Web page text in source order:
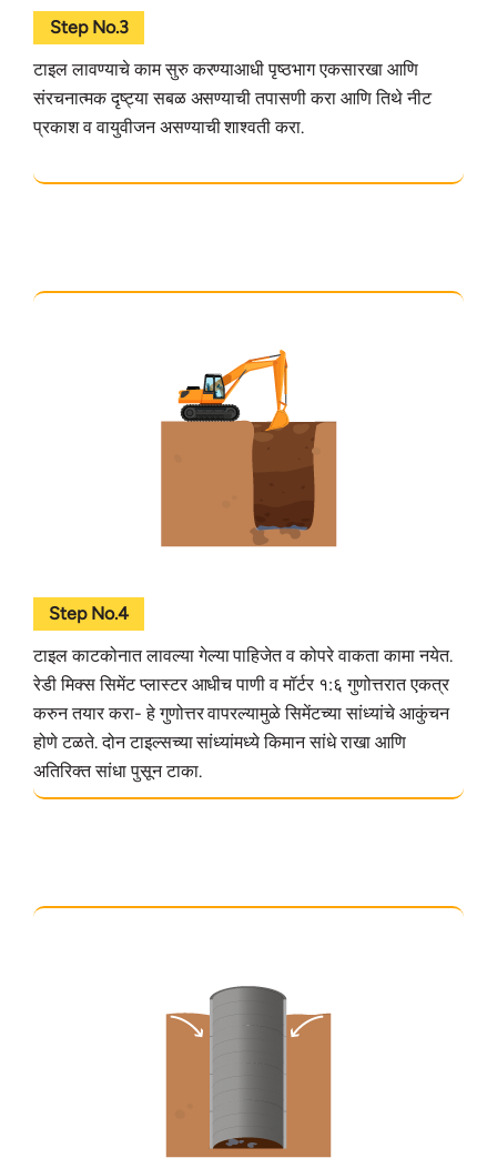
Step No.3
टाइल लावण्याचे काम सुरु करण्याआधी पृष्ठभाग एकसारखा आणि
संरचनात्मक दृष्ट्या सबळ असण्याची तपासणी करा आणि तिथे नीट
प्रकाश व वायुवीजन असण्याची शाश्वती करा.
Step No.4
टाइल काटकोनात लावल्या गेल्या पाहिजेत व कोपरे वाकता कामा नयेत.
रेडी मिक्स सिमेंट प्लास्टर आधीच पाणी व मॉर्टर १:६ गुणोत्तरात एकत्र
करुन तयार करा- हे गुणोत्तर वापरल्यामुळे सिमेंटच्या सांध्यांचे आकुंचन
होणे टळते. दोन टाइल्सच्या सांध्यांमध्ये किमान सांधे राखा आणि
अतिरिक्त सांधा पुसून टाका.